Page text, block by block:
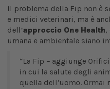
Il problema della Fip non è
e medici veterinari, ma è
dell’approccio One Health,
umana e ambientale siano
“La Fip – aggiunge
in cui la salute degli
quella dell’uomo. Ormai